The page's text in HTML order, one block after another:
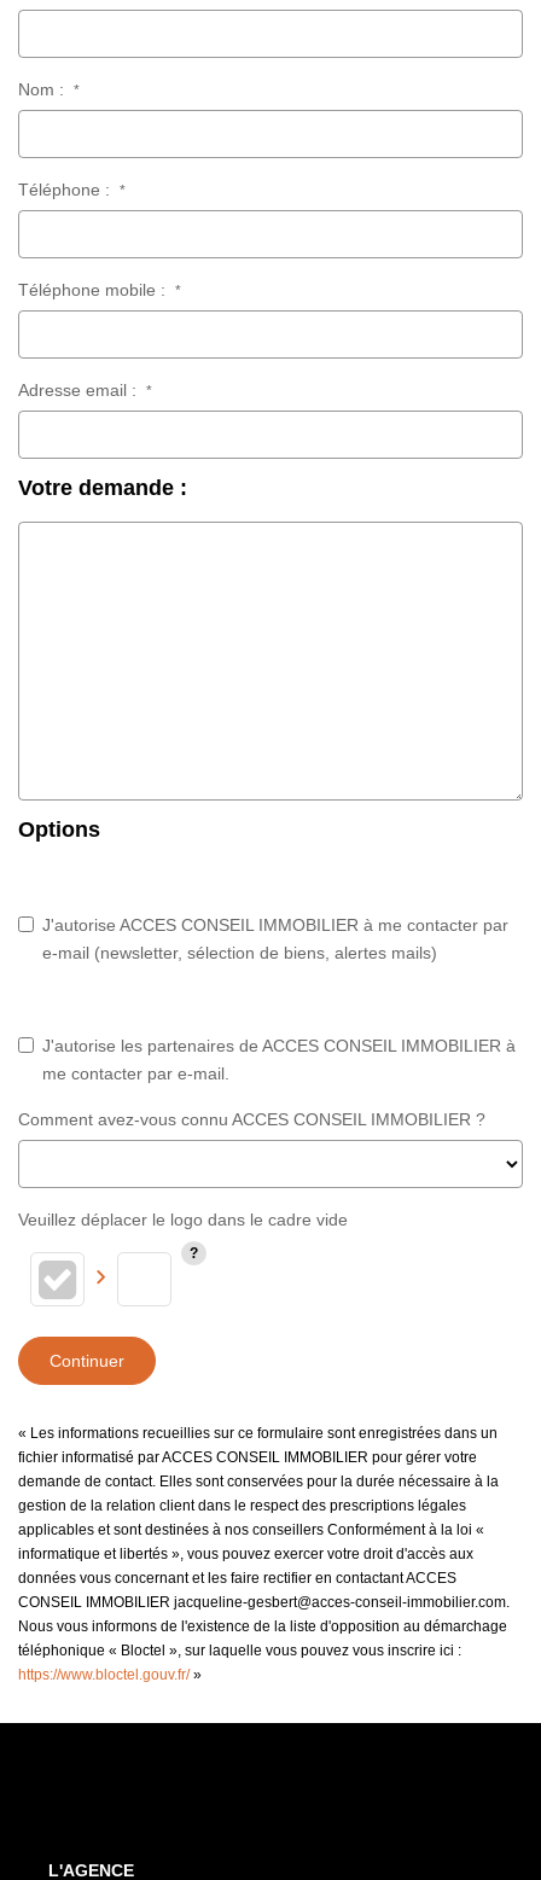
Nom : *
Téléphone : *
Téléphone mobile : *
Adresse email : *
Votre demande :
Options
J'autorise ACCES CONSEIL IMMOBILIER à me contacter par
e-mail (newsletter, sélection de biens, alertes mails)
J'autorise les partenaires de ACCES CONSEIL IMMOBILIER à
me contacter par e-mail.
Comment avez-vous connu ACCES CONSEIL IMMOBILIER ?
Veuillez déplacer le logo dans le cadre vide
Continuer
« Les informations recueillies sur ce formulaire sont enregistrées dans un
fichier informatisé par ACCES CONSEIL IMMOBILIER pour gérer votre
demande de contact. Elles sont conservées pour la durée nécessaire à la
gestion de la relation client dans le respect des prescriptions légales
applicables et sont destinées à nos conseillers Conformément à la loi «
informatique et libertés », vous pouvez exercer votre droit d'accès aux
données vous concernant et les faire rectifier en contactant ACCES
CONSEIL IMMOBILIER jacqueline-gesbert@acces-conseil-immobilier.com.
Nous vous informons de l'existence de la liste d'opposition au démarchage
téléphonique « Bloctel », sur laquelle vous pouvez vous inscrire ici :
https://www.bloctel.gouv.fr/»
L'AGENCE